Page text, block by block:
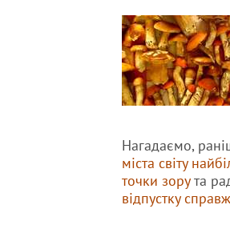
Нагадаємо,
міста світу
точки зорута
відпустку